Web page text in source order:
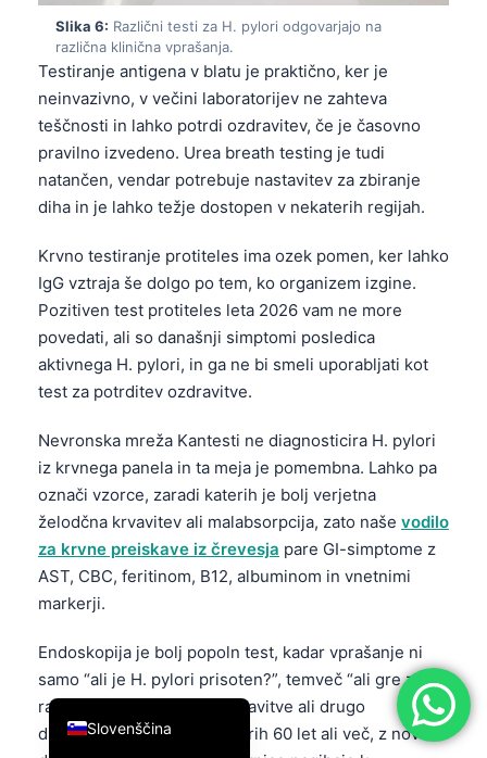
Slika 6: Različni testi za H. pylori odgovarjajo na
različna klinična vprašanja.
Testiranje antigena v blatu je praktično, ker je
neinvazivno, v večini laboratorijev ne zahteva
teščnosti in lahko potrdi ozdravitev, če je časovno
pravilno izvedeno. Urea breath testing je tudi
natančen, vendar potrebuje nastavitev za zbiranje
diha in je lahko težje dostopen v nekaterih regijah.
Krvno testiranje protiteles ima ozek pomen, ker lahko
IgG vztraja še dolgo po tem, ko organizem izgine.
Pozitiven test protiteles leta 2026 vam ne more
povedati, ali so današnji simptomi posledica
aktivnega H. pylori, in ga ne bi smeli uporabljati kot
test za potrditev ozdravitve.
Nevronska mreža Kantesti ne diagnosticira H. pylori
iz krvnega panela in ta meja je pomembna. Lahko pa
označi vzorce, zaradi katerih je bolj verjetna
želodčna krvavitev ali malabsorpcija, zato naše vodilo
za krvne preiskave iz črevesja pare GI-simptome z
AST, CBC, feritinom, B12, albuminom in vnetnimi
markerji.
Endoskopija je bolj popoln test, kadar vprašanje ni
samo “ali je H. pylori prisoten?”, temveč “ali gre za
razjedo, zožitev, rak, vir krvavitve ali drugo
diagnozo?” Pri odraslih, starih 60 let ali več, z novo
Slovenščina
English
Deutsch
Français
עִבְרִית
Italiano
Español
Português
Ελληνικά
Türkçe
Română
简体中文
فارسی
Dansk
Nederlands
हिन्दी
Bahasa Indonesia
Հայերեն
Íslenska